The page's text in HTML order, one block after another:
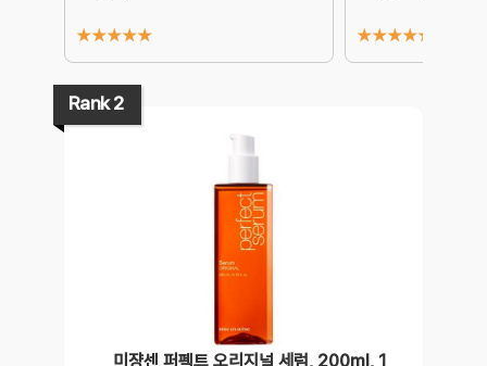
★★★★★ ★★★★★
Rank 2
미쟝센 퍼펙트 오리지널 세럼, 200ml, 1